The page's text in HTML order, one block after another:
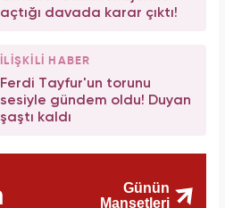
açtığı davada karar çıktı!
İLİŞKİLİ HABER
Ferdi Tayfur'un torunu
sesiyle gündem oldu! Duyan
şaştı kaldı